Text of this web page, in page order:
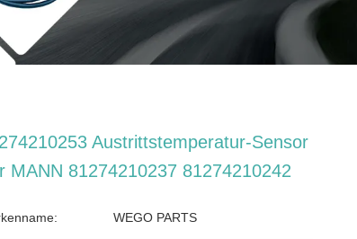
Austrittstemperatur-Sensor
MANN 81274210237 81274210242
WEGO PARTS